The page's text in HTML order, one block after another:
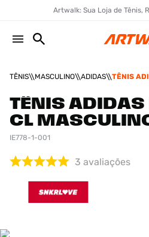
Artwalk: Sua Loja de Tênis,
TÊNIS MASCULINO ADIDAS
TÊNIS
TÊNIS ADIDAS
CL
IE778-1-001
3 avaliações